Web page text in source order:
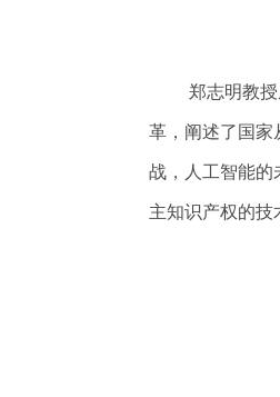
郑志明教
革，阐述了国家
战，人工智能的
主知识产权的技